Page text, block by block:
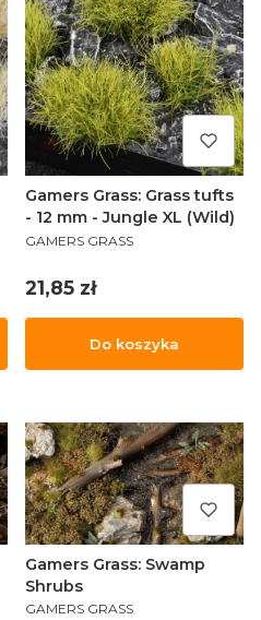
Gamers Grass: Grass tufts
- 12 mm - Jungle XL (Wild)
PRODUCENT
GAMERS GRASS
Cena
21,85 zł
Do koszyka
Gamers Grass: Swamp
Shrubs
PRODUCENT
GAMERS GRASS